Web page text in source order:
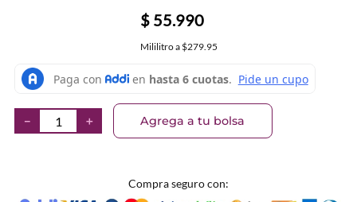
$ 55.990
Mililitroa $279.95
＋
－ Agrega a tu bolsa
Compra seguro con: